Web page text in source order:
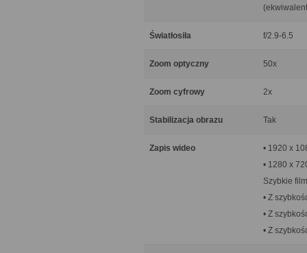
Światłosiła f/2.9-6.5
Zoom optyczny 50x
Zoom cyfrowy 2x
Stabilizacja obrazu Tak
Zapis wideo
• 1920 x
• 1280 x
Szybkie
• Z
• Z
• Z